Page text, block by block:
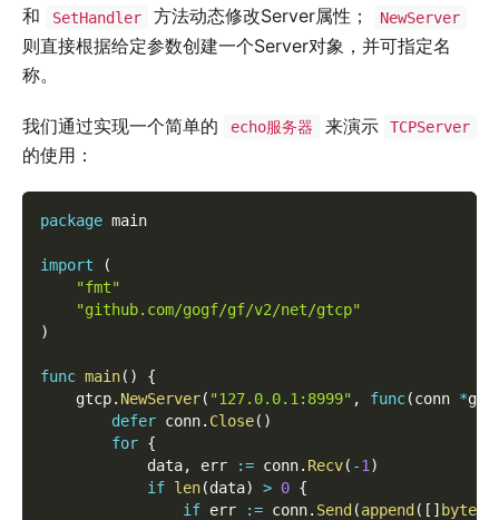
和 SetHandler 方法动态修改Server属性； NewServer
则直接根据给定参数创建一个Server对象，并可指定名
称。
我们通过实现一个简单的 echo服务器 来演示 TCPServer
的使用：
package main
import
(
"fmt"
"github.com/gogf/gf/v2/net/gtcp"
)
func main( )
{
    gtcp
. NewServer( "127.0.0.1:8999" , func(conn *
defer conn. Close( )
for {
            data
, err := conn. Recv( -1 )
if len(data) > 0 {
if err := conn. Send (append ( [ ] byte